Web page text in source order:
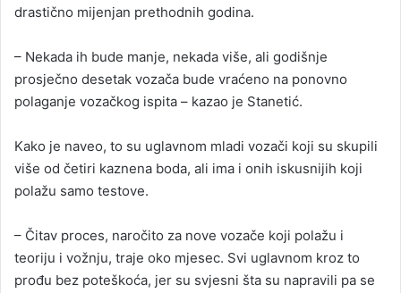
drastično mijenjan prethodnih godina.
– Nekada ih bude manje, nekada više, ali godišnje
prosječno desetak vozača bude vraćeno na ponovno
polaganje vozačkog ispita – kazao je Stanetić.
Kako je naveo, to su uglavnom mladi vozači koji su skupili
više od četiri kaznena boda, ali ima i onih iskusnijih koji
polažu samo testove.
– Čitav proces, naročito za nove vozače koji polažu i
teoriju i vožnju, traje oko mjesec. Svi uglavnom kroz to
prođu bez poteškoća, jer su svjesni šta su napravili pa se